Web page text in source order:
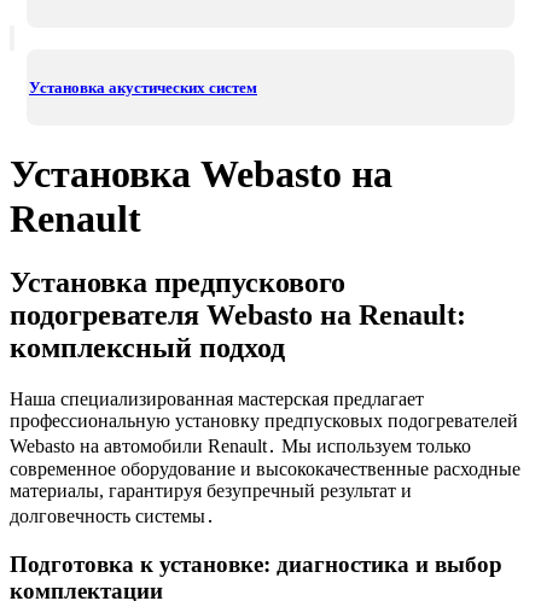
Установка акустических систем
Установка Webasto на
Renault
Установка предпускового
подогревателя Webasto на Renault:
комплексный подход
Наша специализированная мастерская предлагает
профессиональную установку предпусковых подогревателей
Webasto на автомобили Renault․ Мы используем только
современное оборудование и высококачественные расходные
материалы, гарантируя безупречный результат и
долговечность системы․
Подготовка к установке: диагностика и выбор
комплектации